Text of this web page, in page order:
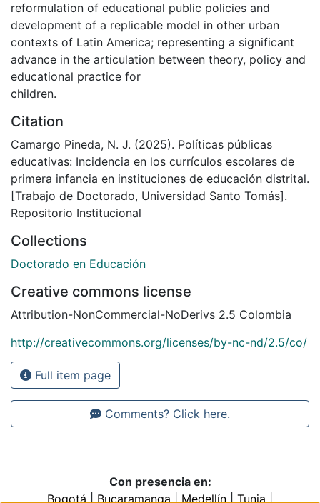
reformulation of educational public policies and
development of a replicable model in other urban
contexts of Latin America; representing a significant
advance in the articulation between theory, policy and
educational practice for
children.
Citation
Camargo Pineda, N. J. (2025). Políticas públicas
educativas: Incidencia en los currículos escolares de
primera infancia en instituciones de educación distrital.
[Trabajo de Doctorado, Universidad Santo Tomás].
Repositorio Institucional
Collections
Doctorado en Educación
Creative commons license
Attribution-NonCommercial-NoDerivs 2.5 Colombia
http://creativecommons.org/licenses/by-nc-nd/2.5/co/
Full item page
Comments? Click here.
Con presencia en:
Bogotá|Bucaramanga|Medellín|Tunja|